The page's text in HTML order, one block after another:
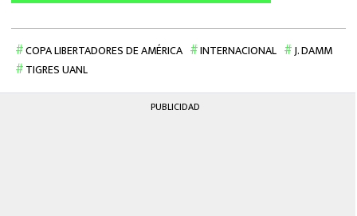
COPA LIBERTADORES DE AMÉRICA INTERNACIONAL
J. DAMM
TIGRES UANL
PUBLICIDAD